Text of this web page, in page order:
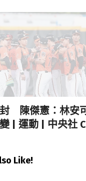
陳傑憲：林安
| 運動 | 中央社
Like!